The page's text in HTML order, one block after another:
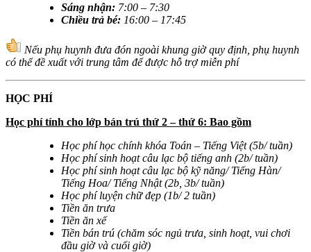
Sáng nhận: 7:00 – 7:30
Chiều trả bé: 16:00 – 17:45
Nếu phụ huynh đưa đón ngoài khung giờ quy định, phụ huynh
có thể đề xuất với trung tâm để được hỗ trợ miễn phí
HỌC PHÍ
Học phí tính cho lớp bán trú thứ 2 – thứ 6: Bao gồm
Học phí học chính khóa Toán – Tiếng Việt (5b/ tuần)
Học phí sinh hoạt câu lạc bộ tiếng anh (2b/ tuần)
Học phí sinh hoạt câu lạc bộ kỹ năng/ Tiếng Hàn/
Tiếng Hoa/ Tiếng Nhật (2b, 3b/ tuần)
Học phí luyện chữ đẹp (1b/ 2 tuần)
Tiền ăn trưa
Tiền ăn xế
Tiền bán trú (chăm sóc ngủ trưa, sinh hoạt, vui chơi
đầu giờ và cuối giờ)